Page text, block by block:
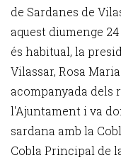
de Sardanes de
aquest diumenge
és habitual, la
Vilassar, Rosa
acompanyada dels
l'Ajuntament i va
sardana amb la
Cobla Principal de